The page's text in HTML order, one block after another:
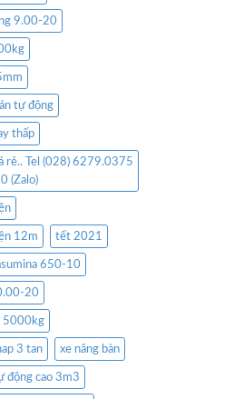
9.00-20
tự động
thấp
rẻ.. Tel (028) 6279.0375
(Zalo)
12m tết 2021
650-10
20
5000kg
3 tan xe nâng bàn
động cao 3m3